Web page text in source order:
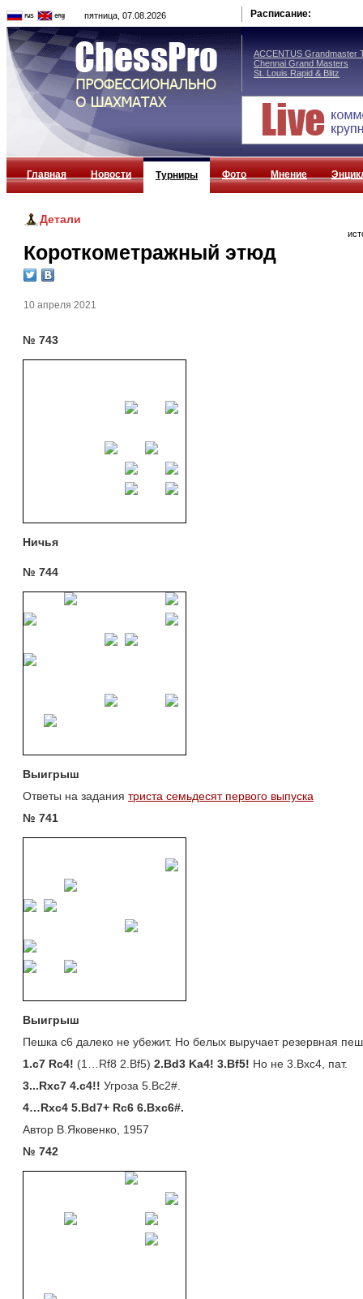
пятница, 07.08.2026 Расписание:
ACCENTUS Grandmaster
Chennai Grand Masters
St. Louis Rapid & Blitz
Главная Новости Турниры Фото Мнение
Детали
Короткометражный этюд
10 апреля 2021
№ 743
Ничья
№ 744
Выигрыш
Ответы на задания триста семьдесят первого выпуска
№ 741
Выигрыш
Пешка с6 далеко не убежит. Но белых выручает резервная
1.c7 Rc4! (1…Rf8 2.Bf5) 2.Bd3 Ka4! 3.Bf5! Но не 3.Bxc4, пат.
3...Rxc7 4.c4!! Угроза 5.Bc2#.
4…Rxc4 5.Bd7+ Rc6 6.Bxc6#.
Автор В.Яковенко, 1957
№ 742